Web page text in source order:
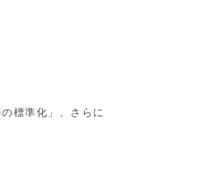
標準化」、さらに